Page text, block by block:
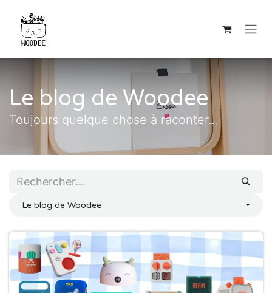
Le blog de Woodee
Toujours quelque chose à raconter...
Le blog de Woodee